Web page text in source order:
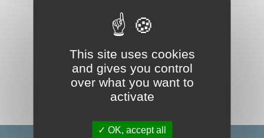
This site uses cookies
and gives you control
over what you want to
activate
OK, accept all